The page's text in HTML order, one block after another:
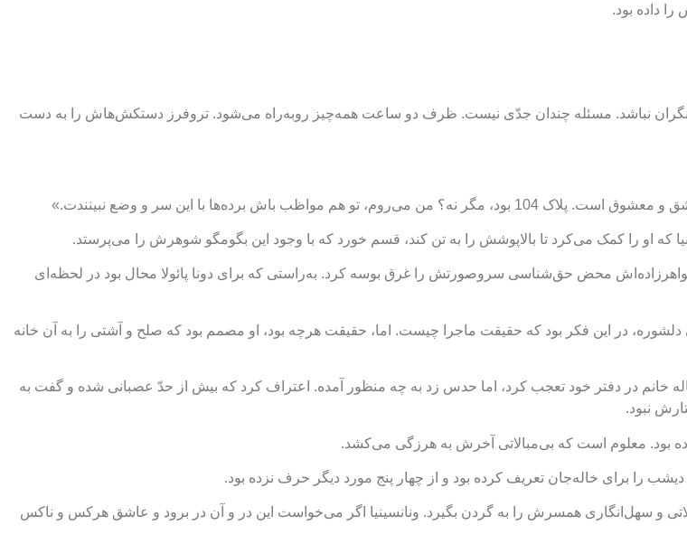
داده بود.
نگران نباشد. مسئله چندان جدّی نیست. ظرف دو ساعت همه‌چیز روبه‌راه می‌شود. تروفرز دستکش‌هاش را به دست
برده‌ها با این سر و وضع نبینندت.»
که او را کمک می‌کرد تا بالاپوشش را به تن کند، قسم خورد که با وجود این بگومگو شوهرش را می‌پرستد.
راه افتاد که برود و خواهرزاده‌اش محض حق‌شناسی سروصورتش را غرق بوسه کرد. به‌راستی که برای دونا پائولا محال بود در لحظه‌ای
در این فکر بود که حقیقت ماجرا چیست. اما، حقیقت هرچه بود، او مصمم بود که صلح و آشتی را به آن خانه
خانم در دفتر خود تعجب کرد، اما حدس زد به چه منظور آمده. اعتراف کرد که بیش از حدّ عصبانی شده و گفت به
نبود.
بود. معلوم است که بی‌مبالاتی آخرش به هرزگی می‌کشد.
را برای خاله‌جان تعریف کرده بود و از چهار پنج مورد دیگر حرف نزده بود.
و سهل‌انگاری همسرش را به گردن بگیرد. ونانسینیا اگر می‌خواست این در و آن در برود و عاشق هرکس و ناکس